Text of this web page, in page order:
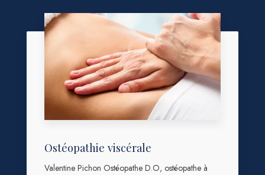
Ostéopathie viscérale
Valentine Pichon Ostéopathe D.O, ostéopathe à